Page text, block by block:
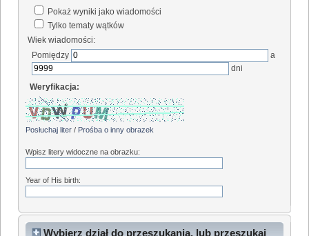
Pokaż wyniki jako wiadomości
Tylko tematy wątków
Wiek wiadomości:
Pomiędzy
a
dni
Weryfikacja:
Posłuchaj liter / Prośba o inny obrazek
Wpisz litery widoczne na obrazku:
Year of His birth:
Wybierz dział do przeszukania, lub przeszukaj